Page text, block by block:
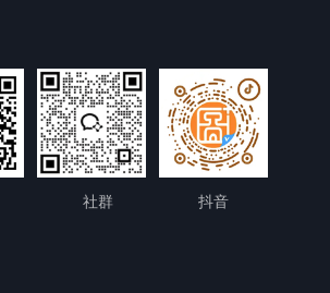
社群 抖音